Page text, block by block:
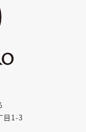
どの著作権法
社または現著
テンツを複
連絡の上、許
致します。
目1-3